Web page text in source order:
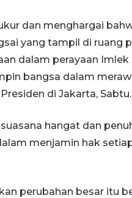
dan menghargai
yang tampil di ruang
dalam perayaan
bangsa dalam
di Jakarta, Sabtu.
hangat dan
menjamin hak
perubahan besar itu